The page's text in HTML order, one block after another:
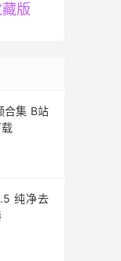
版
合集 B站
纯净去